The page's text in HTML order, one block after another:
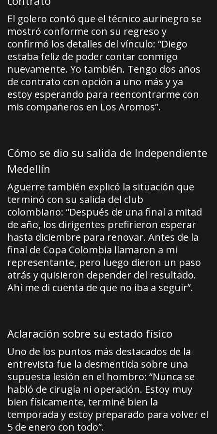
El golero contó que el técnico aurinegro se
mostró conforme con su regreso y
confirmó los detalles del vínculo: “Diego
estaba feliz de poder contar conmigo
nuevamente. Yo también. Tengo dos años
de contrato con opción a uno más y ya
estoy esperando para reencontrarme con
mis compañeros en Los Aromos”.
Cómo se dio su salida de Independiente
Medellín
Aguerre también explicó la situación que
terminó con su salida del club
colombiano: “Después de una final a mitad
de año, los dirigentes prefirieron esperar
hasta diciembre para renovar. Antes de la
final de Copa Colombia llamaron a mi
representante, pero luego dieron un paso
atrás y quisieron depender del resultado.
Ahí me di cuenta de que no iba a seguir”.
Aclaración sobre su estado físico
Uno de los puntos más destacados de la
entrevista fue la desmentida sobre una
supuesta lesión en el hombro: “Nunca se
habló de cirugía ni operación. Estoy muy
bien físicamente, terminé bien la
temporada y estoy preparado para volver el
5 de enero con todo”.